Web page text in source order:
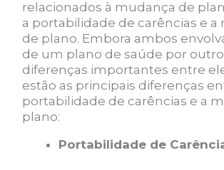
relacionados à mudança de
a portabilidade de carências e a
de plano. Embora ambos
de um plano de saúde por
diferenças importantes entre
estão as principais diferenças
portabilidade de carências e a
plano:
Portabilidade de